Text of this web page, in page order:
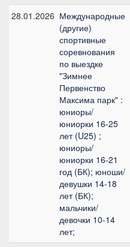
28.01.2026 Международные
(другие)
спортивные
соревнования
по выездке
"Зимнее
Первенство
Максима парк" :
юниоры/
юниорки 16-25
лет (U25) ;
юниоры/
юниорки 16-21
год (БК); юноши/
девушки 14-18
лет (БК);
мальчики/
девочки 10-14
лет;